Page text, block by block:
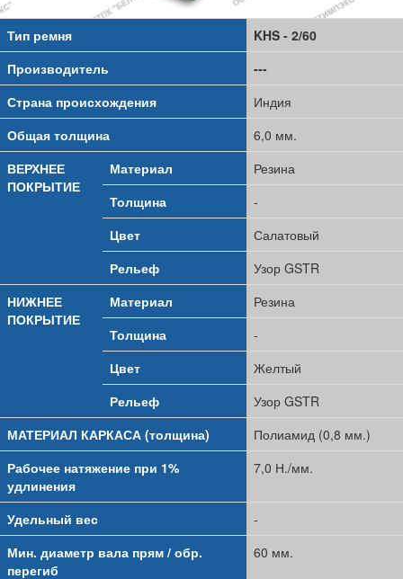
Тип ремня
KHS - 2/60
Производитель
---
Страна происхождения
Индия
Общая толщина
6,0 мм.
ВЕРХНЕЕ
ПОКРЫТИЕ
Материал
Резина
Толщина
-
Цвет
Салатовый
Рельеф
Узор GSTR
НИЖНЕЕ
ПОКРЫТИЕ
Материал
Резина
Толщина
-
Цвет
Желтый
Рельеф
Узор GSTR
МАТЕРИАЛ КАРКАСА (толщина)
Полиамид (0,8 мм.)
Рабочее натяжение при 1%
удлинения
7,0 Н./мм.
Удельный вес
-
Мин. диаметр вала прям / обр.
перегиб
60 мм.